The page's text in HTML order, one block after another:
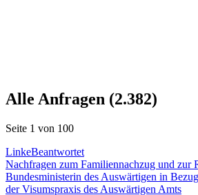
Alle Anfragen (2.382)
Seite 1 von 100
LinkeBeantwortet
Nachfragen zum Familiennachzug und zur
Bundesministerin des Auswärtigen in
der Visumspraxis des Auswärtigen Amts